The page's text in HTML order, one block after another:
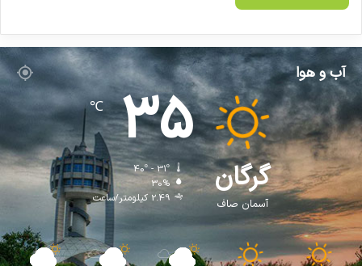
آب و هوا
گرگان
آسمان صاف
35
℃
40º - 31º
30%
2.49 کیلومتر/ساعت